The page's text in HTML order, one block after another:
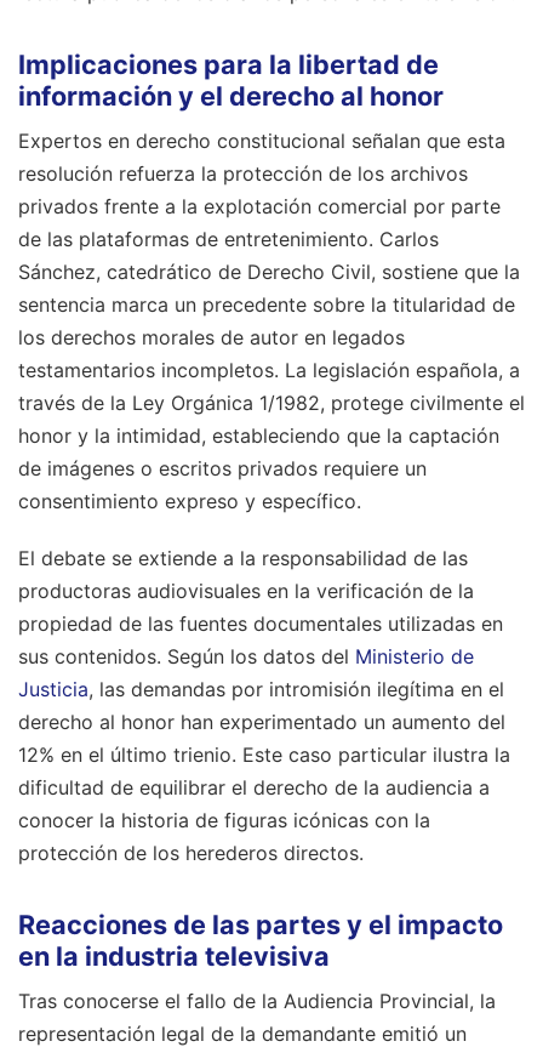
Implicaciones para la libertad de
información y el derecho al honor
Expertos en derecho constitucional señalan que esta
resolución refuerza la protección de los archivos
privados frente a la explotación comercial por parte
de las plataformas de entretenimiento. Carlos
Sánchez, catedrático de Derecho Civil, sostiene que la
sentencia marca un precedente sobre la titularidad de
los derechos morales de autor en legados
testamentarios incompletos. La legislación española, a
través de la Ley Orgánica 1/1982, protege civilmente el
honor y la intimidad, estableciendo que la captación
de imágenes o escritos privados requiere un
consentimiento expreso y específico.
El debate se extiende a la responsabilidad de las
productoras audiovisuales en la verificación de la
propiedad de las fuentes documentales utilizadas en
sus contenidos. Según los datos del Ministerio de
Justicia, las demandas por intromisión ilegítima en el
derecho al honor han experimentado un aumento del
12% en el último trienio. Este caso particular ilustra la
dificultad de equilibrar el derecho de la audiencia a
conocer la historia de figuras icónicas con la
protección de los herederos directos.
Reacciones de las partes y el impacto
en la industria televisiva
Tras conocerse el fallo de la Audiencia Provincial, la
representación legal de la demandante emitió un